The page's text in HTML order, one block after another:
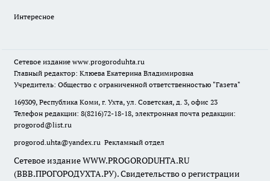
Интересное
Сетевое издание www.progoroduhta.ru
Главный редактор: Клюева Екатерина Владимировна
Учредитель: Общество с ограниченной ответственностью "Газета"
169309, Республика Коми, г. Ухта, ул. Советская, д. 3, офис 23
Телефон редакции: 8(8216)72-18-18, электронная почта редакции:
progorod@list.ru
progorod.uhta@yandex.ru Рекламный отдел
Сетевое издание WWW.PROGORODUHTA.RU
(ВВВ.ПРОГОРОДУХТА.РУ). Свидетельство о регистрации